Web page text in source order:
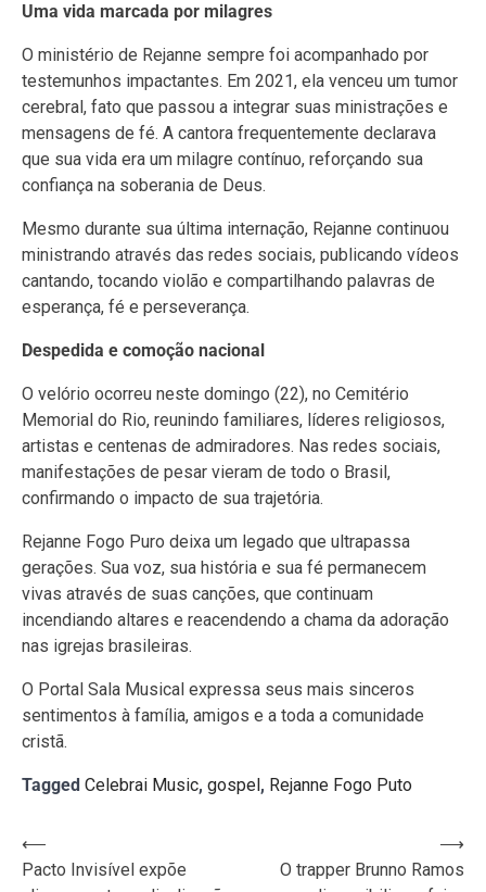
Uma vida marcada por milagres
O ministério de Rejanne sempre foi acompanhado por
testemunhos impactantes. Em 2021, ela venceu um tumor
cerebral, fato que passou a integrar suas ministrações e
mensagens de fé. A cantora frequentemente declarava
que sua vida era um milagre contínuo, reforçando sua
confiança na soberania de Deus.
Mesmo durante sua última internação, Rejanne continuou
ministrando através das redes sociais, publicando vídeos
cantando, tocando violão e compartilhando palavras de
esperança, fé e perseverança.
Despedida e comoção nacional
O velório ocorreu neste domingo (22), no Cemitério
Memorial do Rio, reunindo familiares, líderes religiosos,
artistas e centenas de admiradores. Nas redes sociais,
manifestações de pesar vieram de todo o Brasil,
confirmando o impacto de sua trajetória.
Rejanne Fogo Puro deixa um legado que ultrapassa
gerações. Sua voz, sua história e sua fé permanecem
vivas através de suas canções, que continuam
incendiando altares e reacendendo a chama da adoração
nas igrejas brasileiras.
O Portal Sala Musical expressa seus mais sinceros
sentimentos à família, amigos e a toda a comunidade
cristã.
Tagged Celebrai Music, gospel , Rejanne Fogo Puto
Navegação
de
⟵
Pacto Invisível expõe
O trapper Brunno Ramos
⟶